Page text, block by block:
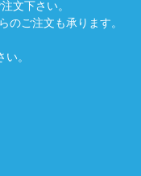
文下さい。
ご注文も承ります。
。